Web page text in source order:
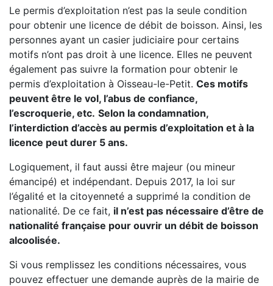
Le permis d’exploitation n’est pas la seule condition
pour obtenir une licence de débit de boisson. Ainsi, les
personnes ayant un casier judiciaire pour certains
motifs n’ont pas droit à une licence. Elles ne peuvent
également pas suivre la formation pour obtenir le
permis d’exploitation à Oisseau-le-Petit. Ces motifs
peuvent être le vol, l’abus de confiance,
l’escroquerie, etc. Selon la condamnation,
l’interdiction d’accès au permis d’exploitation et à la
licence peut durer 5 ans.
Logiquement, il faut aussi être majeur (ou mineur
émancipé) et indépendant. Depuis 2017, la loi sur
l’égalité et la citoyenneté a supprimé la condition de
nationalité. De ce fait, il n’est pas nécessaire d’être de
nationalité française pour ouvrir un débit de boisson
alcoolisée.
Si vous remplissez les conditions nécessaires, vous
pouvez effectuer une demande auprès de la mairie de